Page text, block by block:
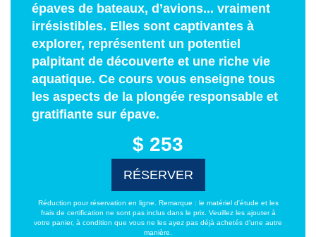
épaves de bateaux, d’avions... vraiment
irrésistibles. Elles sont captivantes à
explorer, représentent un potentiel
palpitant de découverte et une riche vie
aquatique. Ce cours vous enseigne tous
les aspects de la plongée responsable et
gratifiante sur épave.
$ 253
RÉSERVER
Réduction pour réservation en ligne. Remarque : le matériel d'étude et les
frais de certification ne sont pas inclus dans le prix. Veuillez les ajouter à
votre panier, à condition que vous ne les ayez pas déjà achetés d'une autre
manière.